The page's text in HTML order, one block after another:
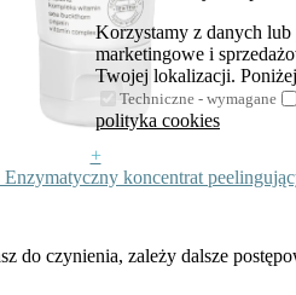
+
koncentrat
czynienia, zależy dalsze
Korzystamy z danych lub
marketingowe i
Twojej lokalizacji.
Techniczne - wymagane
polityka cookies